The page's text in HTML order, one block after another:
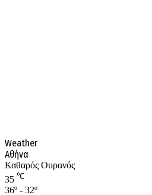
Weather
Αθήνα
Καθαρός Ουρανός
35 ℃
36º - 32º